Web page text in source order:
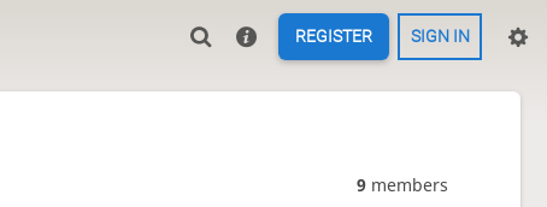
REGISTER SIGN IN
9 members